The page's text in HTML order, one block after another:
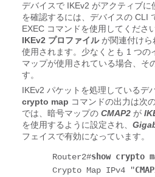
デバイスで IKEv2 がアクティブ
を確認するには、デバイスの CLI
EXEC コマンドを使用してくださ
IKEv2 プロファイルが関連付けら
使用されます。少なくとも 1 つの
マップが使用されている場合、そ
す。
IKEv2 パケットを処理しているデ
crypto map コマンドの出力は次
では、暗号マップの CMAP2 が
を使用するように設定され、
フェイスで有効になっています。
Router2#show crypto
Crypto Map IPv4 "